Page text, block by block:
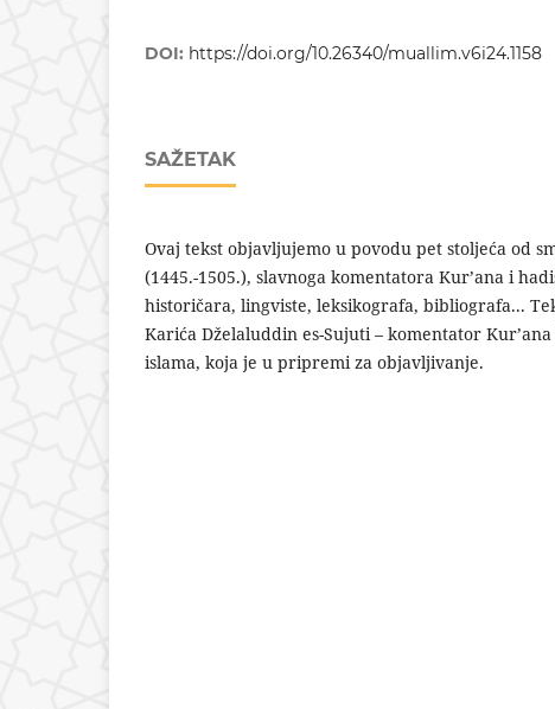
DOI: https://doi.org/10.26340/muallim.v6i24.1158
SAŽETAK
Ovaj tekst objavljujemo u povodu pet stoljeća od
(1445.-1505.), slavnoga komentatora Kur’ana i
historičara, lingviste, leksikografa, bibliografa...
Karića Dželaluddin es-Sujuti – komentator
islama, koja je u pripremi za objavljivanje.